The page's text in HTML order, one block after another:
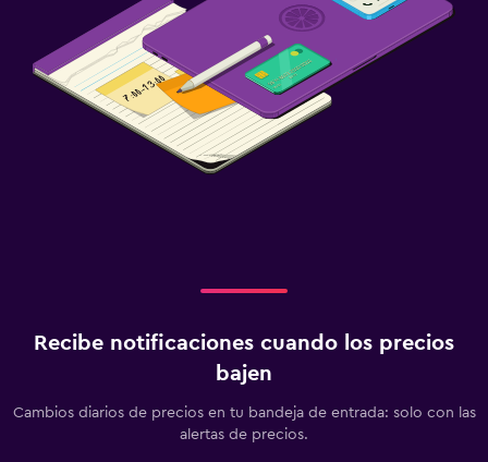
Recibe notificaciones cuando los precios
bajen
Cambios diarios de precios en tu bandeja de entrada: solo con las
alertas de precios.